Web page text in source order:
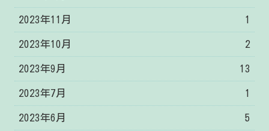
2023年11月 1
2023年10月 2
2023年9月 13
2023年7月 1
2023年6月 5